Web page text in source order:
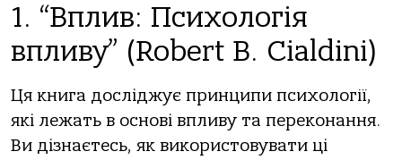
1. “Вплив: Психологія
впливу” (Robert B. Cialdini)
Ця книга досліджує принципи психології,
які лежать в основі впливу та переконання.
Ви дізнаєтесь, як використовувати ці